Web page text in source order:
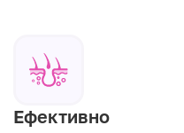
Ефективно